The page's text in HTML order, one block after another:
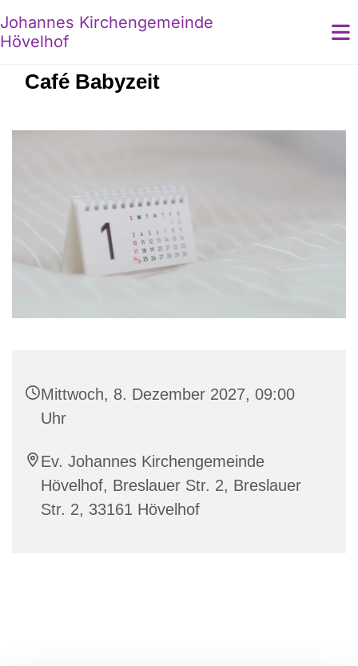
Johannes Kirchengemeinde
Hövelhof
Café Babyzeit
Mittwoch, 8. Dezember 2027, 09:00
Uhr
Ev. Johannes Kirchengemeinde
Hövelhof, Breslauer Str. 2, Breslauer
Str. 2, 33161 Hövelhof